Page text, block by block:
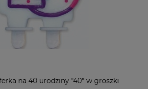
na 40 urodziny "40" w groszki